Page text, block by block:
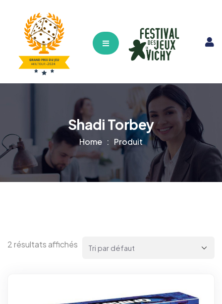
Hamburger Toggle Menu
Shadi Torbey
Home Produit
2 résultats affichés